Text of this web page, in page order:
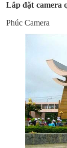
Lắp đặt camera
Phúc Camera